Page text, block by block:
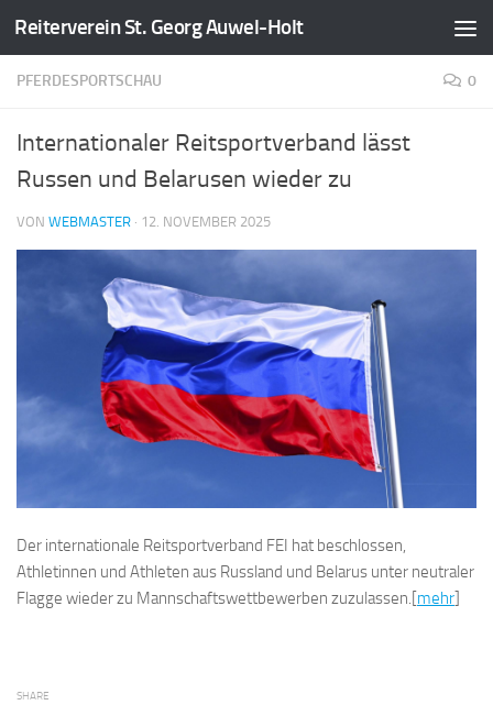
Zum Inhalt springen
Reiterverein St. Georg Auwel-Holt
PFERDESPORTSCHAU 0
Internationaler Reitsportverband lässt
Russen und Belarusen wieder zu
VON WEBMASTER · 12. NOVEMBER 2025
Der internationale Reitsportverband FEI hat beschlossen,
Athletinnen und Athleten aus Russland und Belarus unter neutraler
Flagge wieder zu Mannschaftswettbewerben zuzulassen.[mehr]
SHARE